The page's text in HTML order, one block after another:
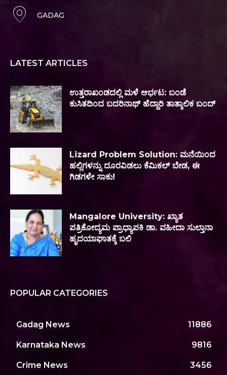
GADAG
LATEST ARTICLES
ಉತ್ತರಾಖಂಡದಲ್ಲಿ ಮಳೆ ಆರ್ಭಟ: ಬಂಡೆ
ಕುಸಿತದಿಂದ ಬದರಿನಾಥ್ ಹೆದ್ದಾರಿ ತಾತ್ಕಾಲಿಕ ಬಂದ್
Lizard Problem Solution: ಮನೆಯಿಂದ
ಹಲ್ಲಿಗಳನ್ನು ದೂರವಿಡಲು ಕೆಮಿಕಲ್ ಬೇಡ, ಈ
ಗಿಡಗಳೇ ಸಾಕು!
Mangalore University: ಖ್ಯಾತ
ಪತ್ರಿಕೋದ್ಯಮ ಪ್ರಾಧ್ಯಾಪಕಿ ಡಾ. ವಹೀದಾ ಸುಲ್ತಾನಾ
ಹೃದಯಾಘಾತಕ್ಕೆ ಬಲಿ
POPULAR CATEGORIES
Gadag News 11886
Karnataka News 9816
Crime News 3456